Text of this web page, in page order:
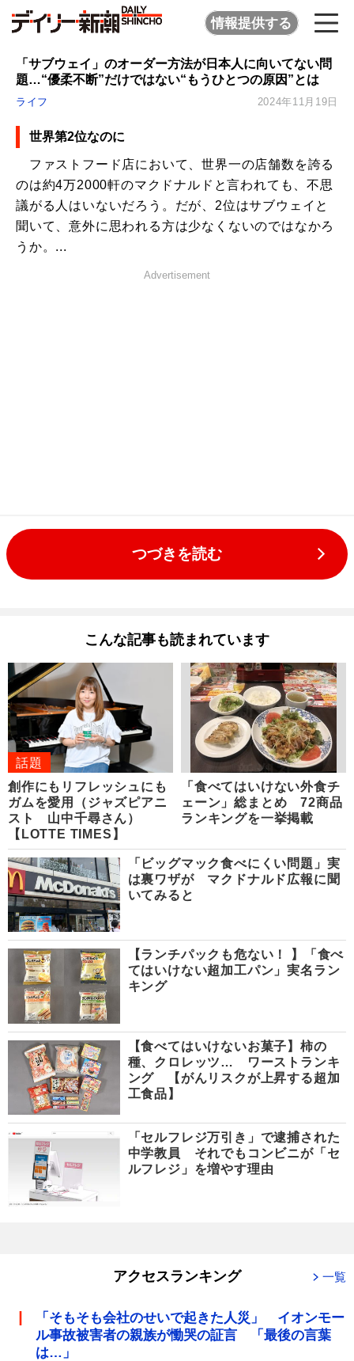
情報提供する
「サブウェイ」のオーダー方法が日本人に向いてない問
題…“優柔不断”だけではない“もうひとつの原因”とは
ライフ 2024年11月19日
世界第2位なのに
ファストフード店において、世界一の店舗数を誇る
のは約4万2000軒のマクドナルドと言われても、不思
議がる人はいないだろう。だが、2位はサブウェイと
聞いて、意外に思われる方は少なくないのではなかろ
うか。...
Advertisement
つづきを読む
こんな記事も読まれています
話題
創作にもリフレッシュにも
ガムを愛用（ジャズピアニ
スト 山中千尋さん）
【LOTTE TIMES】
「食べてはいけない外食チ
ェーン」総まとめ 72商品
ランキングを一挙掲載
「ビッグマック食べにくい問題」実
は裏ワザが マクドナルド広報に聞
いてみると
【ランチパックも危ない！ 】「食べ
てはいけない超加工パン」実名ラン
キング
【食べてはいけないお菓子】柿の
種、クロレッツ… ワーストランキ
ング 【がんリスクが上昇する超加
工食品】
「セルフレジ万引き」で逮捕された
中学教員 それでもコンビニが「セ
ルフレジ」を増やす理由
アクセスランキング 一覧
「そもそも会社のせいで起きた人災」 イオンモー
ル事故被害者の親族が慟哭の証言 「最後の言葉
は…」